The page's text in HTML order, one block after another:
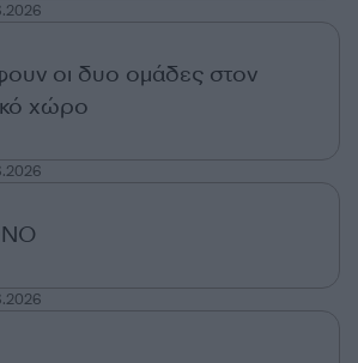
οι δυο ομάδες στον
χώρο